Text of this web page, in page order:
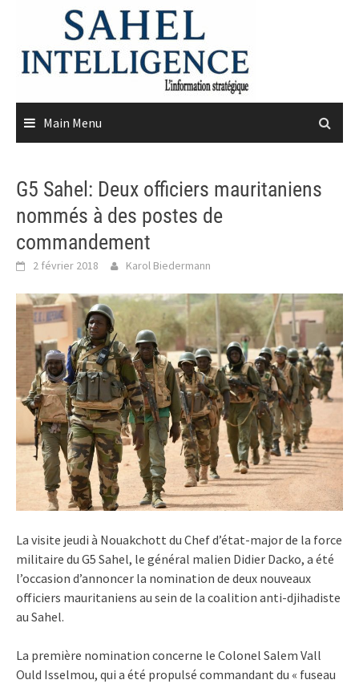
content
Main Menu
G5 Sahel: Deux officiers mauritaniens
nommés à des postes de
commandement
2 février 2018 Karol Biedermann
La visite jeudi à Nouakchott du Chef d’état-major de la force
militaire du G5 Sahel, le général malien Didier Dacko, a été
l’occasion d’annoncer la nomination de deux nouveaux
officiers mauritaniens au sein de la coalition anti-djihadiste
au Sahel.
La première nomination concerne le Colonel Salem Vall
Ould Isselmou, qui a été propulsé commandant du « fuseau